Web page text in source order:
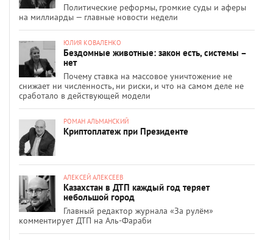
Политические реформы, громкие суды и аферы
на миллиарды — главные новости недели
ЮЛИЯ КОВАЛЕНКО
Бездомные животные: закон есть, системы –
нет
Почему ставка на массовое уничтожение не
снижает ни численность, ни риски, и что на самом деле не
сработало в действующей модели
РОМАН АЛЬМАНСКИЙ
Криптоплатеж при Президенте
АЛЕКСЕЙ АЛЕКСЕЕВ
Казахстан в ДТП каждый год теряет
небольшой город
Главный редактор журнала «За рулём»
комментирует ДТП на Аль-Фараби